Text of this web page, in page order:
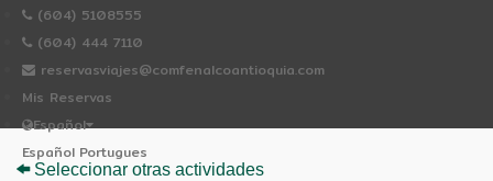
(604) 5108555
(604) 444 7110
reservasviajes@comfenalcoantioquia.com
Mis Reservas
Español
Español Portugues
Seleccionar otras actividades